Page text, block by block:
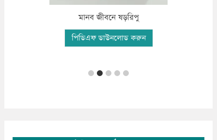
ফযীলতপূর্ন দো’আ ও যিকির
পিডিএফ ডাউনলোড করুন